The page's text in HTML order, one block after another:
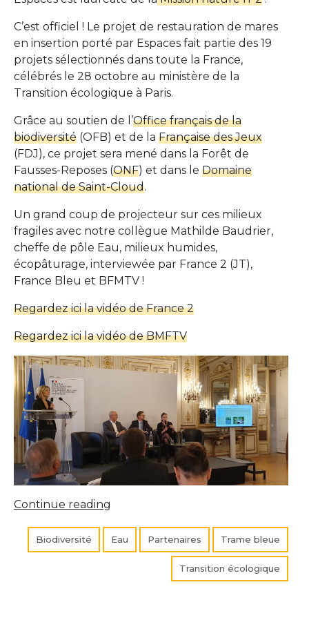
C’est officiel ! Le projet de restauration de mares
en insertion porté par Espaces fait partie des 19
projets sélectionnés dans toute la France,
célébrés le 28 octobre au ministère de la
Transition écologique à Paris.
Grâce au soutien de l’Office français de la
biodiversité (OFB) et de la Française des Jeux
(FDJ), ce projet sera mené dans la Forêt de
Fausses-Reposes (ONF) et dans le Domaine
national de Saint-Cloud.
Un grand coup de projecteur sur ces milieux
fragiles avec notre collègue Mathilde Baudrier,
cheffe de pôle Eau, milieux humides,
écopâturage, interviewée par France 2 (JT),
France Bleu et BFMTV !
Regardez ici la vidéo de France 2
Regardez ici la vidéo de BMFTV
Continue reading
:
Restauration
Biodiversité Eau Partenaires Trame bleue
Transition écologique